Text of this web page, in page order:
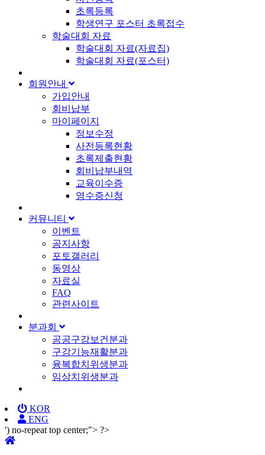
초록등록
학생연구 포스터 초록접수
학술대회 자료
학술대회 자료(자료집)
학술대회 자료(포스터)
회원안내
가입안내
회비납부
마이페이지
정보수정
사전등록현황
초록제출현황
회비납부내역
교육이수증
영수증신청
커뮤니티
이벤트
공지사항
포토갤러리
동영상
자료실
FAQ
관련사이트
분과회
공공구강보건분과
구강기능재활분과
융복합치위생분과
임상치위생분과
KOR
ENG
') no-repeat top center;"> ?>